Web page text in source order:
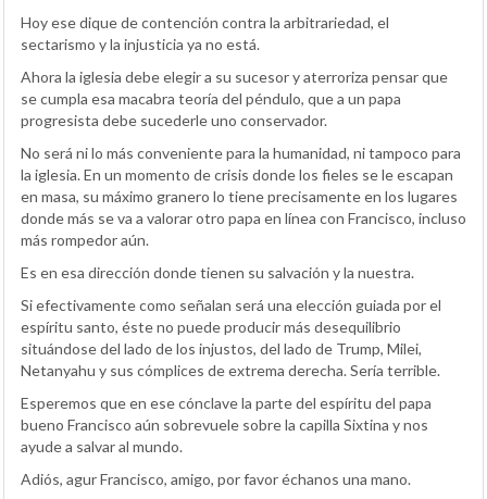
Hoy ese dique de contención contra la arbitrariedad, el
sectarismo y la injusticia ya no está.
Ahora la iglesia debe elegir a su sucesor y aterroriza pensar que
se cumpla esa macabra teoría del péndulo, que a un papa
progresista debe sucederle uno conservador.
No será ni lo más conveniente para la humanidad, ni tampoco para
la iglesia. En un momento de crisis donde los fieles se le escapan
en masa, su máximo granero lo tiene precisamente en los lugares
donde más se va a valorar otro papa en línea con Francisco, incluso
más rompedor aún.
Es en esa dirección donde tienen su salvación y la nuestra.
Si efectivamente como señalan será una elección guiada por el
espíritu santo, éste no puede producir más desequilibrio
situándose del lado de los injustos, del lado de Trump, Milei,
Netanyahu y sus cómplices de extrema derecha. Sería terrible.
Esperemos que en ese cónclave la parte del espíritu del papa
bueno Francisco aún sobrevuele sobre la capilla Sixtina y nos
ayude a salvar al mundo.
Adiós, agur Francisco, amigo, por favor échanos una mano.